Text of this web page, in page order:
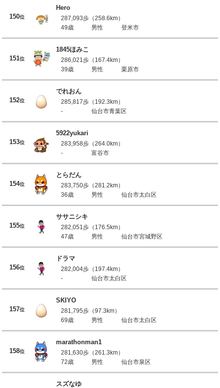
150位
Hero
287,093歩（258.6km）
49歳
男性 登米市
151位
1845ほみこ
286,021歩（167.4km）
39歳
男性 栗原市
152位
でれおん
285,817歩（192.3km）
-
仙台市青葉区
153位
5922yukari
283,958歩（264.0km）
-
富谷市
154位
とらだん
283,750歩（281.2km）
36歳
男性 仙台市太白区
155位
ササニシキ
282,051歩（176.5km）
47歳
男性 仙台市宮城野区
156位
ドラマ
282,004歩（197.4km）
-
仙台市太白区
157位
SKIYO
281,795歩（97.3km）
69歳
男性 仙台市太白区
158位
marathonman1
281,630歩（261.3km）
72歳
男性 仙台市泉区
スズなゆ